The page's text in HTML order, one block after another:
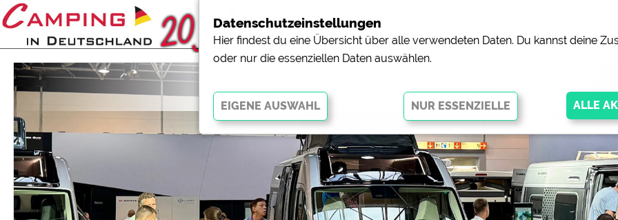
Über 94.000 Neuzulassungen
Datenschutzeinstellungen
Hier findest du eine Übersicht über alle verwendeten Daten. Du kannst deine
oder nur die essenziellen Daten auswählen.
Essenzielle Cookies ermöglichen grundlegende Funktionen und sind für die einwandfreie Funktion
der Website dringend erforderlich. Ohne diese Cookies werden Teile der Website nicht
funktionieren.